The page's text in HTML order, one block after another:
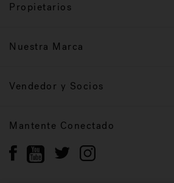
Propietarios
Nuestra Marca
Vendedor y Socios
Mantente Conectado